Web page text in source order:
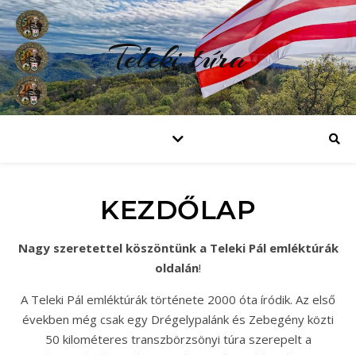
Teleki túra
KEZDŐLAP
Nagy szeretettel köszöntünk a Teleki Pál emléktúrák
oldalán!
A Teleki Pál emléktúrák története 2000 óta íródik. Az első
években még csak egy Drégelypalánk és Zebegény közti
50 kilométeres transzbörzsönyi túra szerepelt a